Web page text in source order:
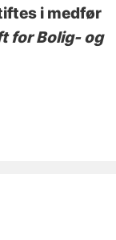
i medfør
for Bolig- og